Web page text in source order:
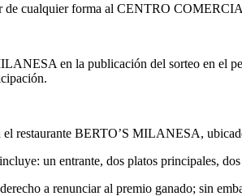
de cualquier forma al CENTRO
en la publicación del sorteo
el restaurante BERTO’S MILANESA,
un entrante, dos platos principales,
a renunciar al premio ganado; sin